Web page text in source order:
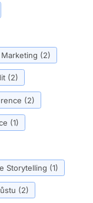
(2)
(2)
(2)
(1)
Storytelling (1)
(2)